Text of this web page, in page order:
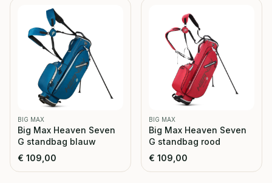
BIG MAX
Big Max Heaven Seven
G standbag blauw
€ 109,00
BIG MAX
Big Max Heaven Seven
G standbag rood
€ 109,00